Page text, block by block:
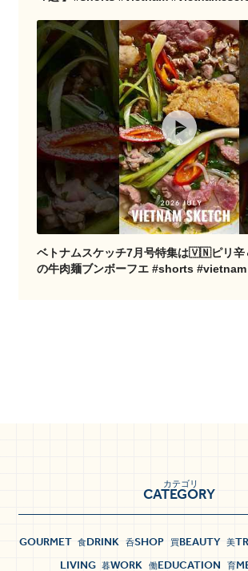
ベトナムスケッチ7月号特集は🇻🇳ピリ辛
の牛肉麺ブンボーフエ #shorts
CATEGORY
カテゴリ
GOURMET 食DRINK 呑SHOP 買BEAUTY 美
LIVING 暮WORK 働EDUCATION 育